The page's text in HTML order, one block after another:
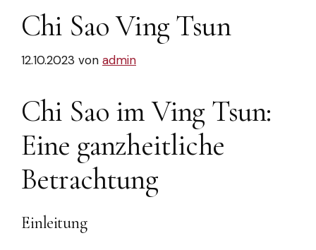
Chi Sao Ving Tsun
12.10.2023 von admin
Chi Sao im Ving Tsun:
Eine ganzheitliche
Betrachtung
Einleitung